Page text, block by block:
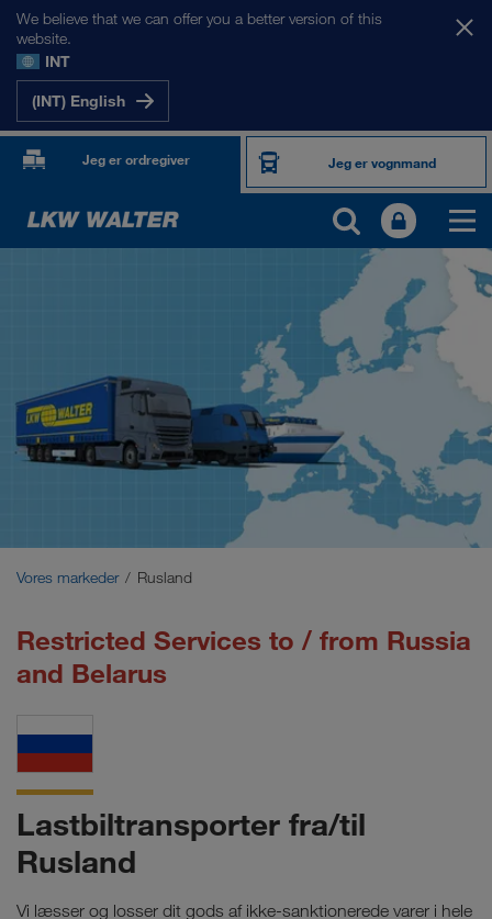
We believe that we can offer you a better version of this
website.
INT
(INT) English
Jeg er ordregiver Jeg er vognmand
Centralasien
Rusland
Vores markeder Rusland
Restricted Services to / from Russia
and Belarus
Lastbiltransporter fra/til
Rusland
Vi læsser og losser dit gods af ikke-sanktionerede varer i hele